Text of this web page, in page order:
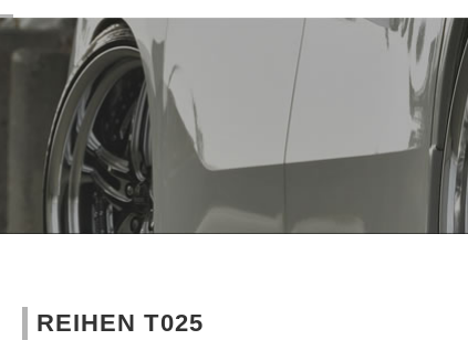
REIHEN T025